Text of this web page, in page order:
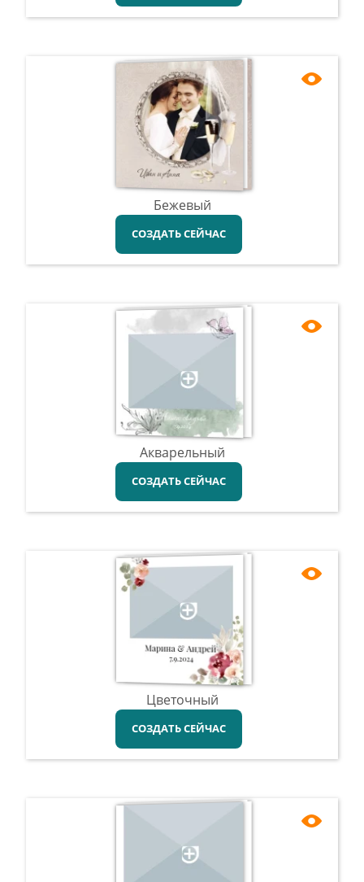
Бежевый
СОЗДАТЬ СЕЙЧАС
Акварельный
СОЗДАТЬ СЕЙЧАС
Цветочный
СОЗДАТЬ СЕЙЧАС